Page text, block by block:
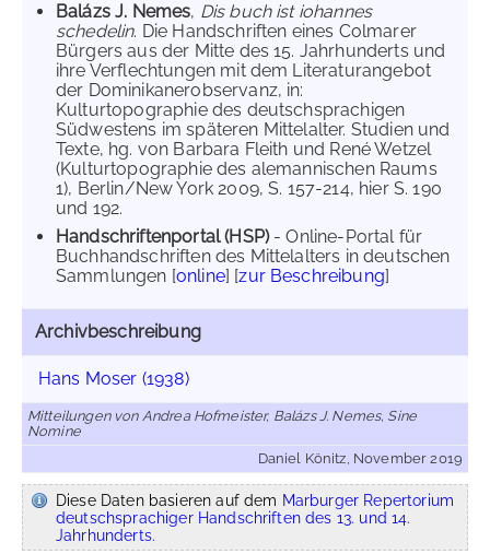
Balázs J. Nemes, Dis buch ist iohannes
schedelin. Die Handschriften eines Colmarer
Bürgers aus der Mitte des 15. Jahrhunderts und
ihre Verflechtungen mit dem Literaturangebot
der Dominikanerobservanz, in:
Kulturtopographie des deutschsprachigen
Südwestens im späteren Mittelalter. Studien und
Texte, hg. von Barbara Fleith und René Wetzel
(Kulturtopographie des alemannischen Raums
1), Berlin/New York 2009, S. 157-214, hier S. 190
und 192.
Handschriftenportal (HSP)- Online-Portal für
Buchhandschriften des Mittelalters in deutschen
Sammlungen [online] [zur Beschreibung]
Archivbeschreibung
Hans Moser (1938)
Mitteilungen von Andrea Hofmeister, Balázs J. Nemes, Sine
Nomine
Daniel Könitz, November 2019
Diese Daten basieren auf dem Marburger Repertorium
deutschsprachiger Handschriften des 13. und 14.
Jahrhunderts.